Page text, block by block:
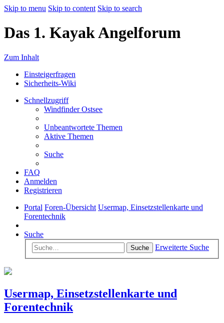
Skip to menu Skip to content Skip to search
Das 1. Kayak Angelforum
Zum Inhalt
Einsteigerfragen
Sicherheits-Wiki
Schnellzugriff
Windfinder Ostsee
Unbeantwortete Themen
Aktive Themen
Suche
FAQ
Anmelden
Registrieren
Portal Foren-Übersicht Usermap, Einsetzstellenkarte und
Forentechnik
Suche
Suche Erweiterte Suche
Usermap, Einsetzstellenkarte und
Forentechnik